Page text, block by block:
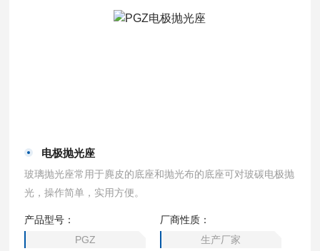
电极抛光座
玻璃抛光座常用于麂皮的底座和抛光布的底座可对玻碳电极抛
光，操作简单，实用方便。
产品型号：
PGZ
厂商性质：
生产厂家